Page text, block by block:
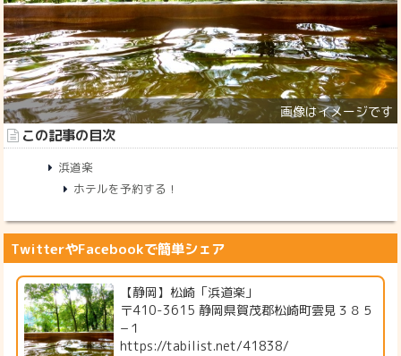
この記事の目次
浜道楽
ホテルを予約する！
TwitterやFacebookで簡単シェア
【静岡】松崎「浜道楽」
〒410-3615 静岡県賀茂郡松崎町雲見３８５
−１
https://tabilist.net/41838/